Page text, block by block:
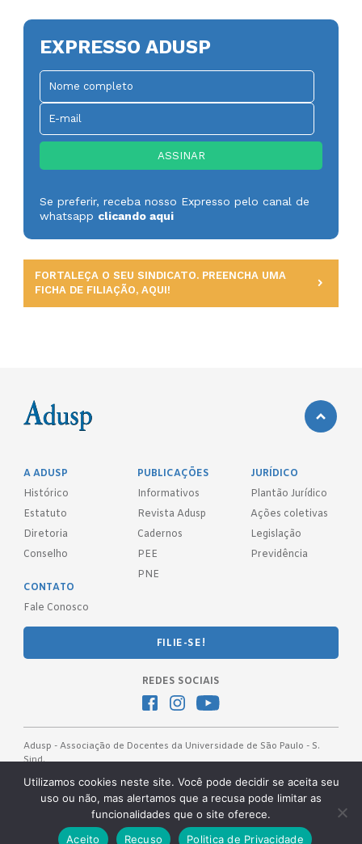
EXPRESSO ADUSP
Se preferir, receba nosso Expresso pelo canal de
whatsapp clicando aqui
FORTALEÇA O SEU SINDICATO. PREENCHA UMA
FICHA DE FILIAÇÃO, AQUI!
A ADUSP
Histórico
Estatuto
Diretoria
Conselho
PUBLICAÇÕES
Informativos
Revista Adusp
Cadernos
PEE
PNE
JURÍDICO
Plantão Jurídico
Ações coletivas
Legislação
Previdência
CONTATO
Fale Conosco
FILIE-SE!
REDES SOCIAIS
Adusp - Associação de Docentes da Universidade de São Paulo - S.
Sind.
Av. Prof. Almeida Prado, 1366 - São Paulo, SP - CEP 05508-070
Telefones: (11) 3091-4465 / 66 ● (11) 3813-5573 ● (11) 3815-9245 ●
(11) 3814-1715 ● (11) 3032-5950
Desenvolvido pelaOKN Group.
Utilizamos cookies neste site. Você pode decidir se aceita seu
uso ou não, mas alertamos que a recusa pode limitar as
funcionalidades que o site oferece.
Aceito
Recuso Politica de Privacidade